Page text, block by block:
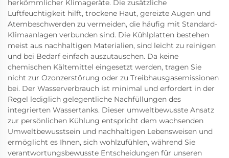
herkömmlicher Klimageräte. Die zusätzliche
Luftfeuchtigkeit hilft, trockene Haut, gereizte Augen und
Atembeschwerden zu vermeiden, die häufig mit Standard-
Klimaanlagen verbunden sind. Die Kühlplatten bestehen
meist aus nachhaltigen Materialien, sind leicht zu reinigen
und bei Bedarf einfach auszutauschen. Da keine
chemischen Kältemittel eingesetzt werden, tragen Sie
nicht zur Ozonzerstörung oder zu Treibhausgasemissionen
bei. Der Wasserverbrauch ist minimal und erfordert in der
Regel lediglich gelegentliche Nachfüllungen des
integrierten Wassertanks. Dieser umweltbewusste Ansatz
zur persönlichen Kühlung entspricht dem wachsenden
Umweltbewusstsein und nachhaltigen Lebensweisen und
ermöglicht es Ihnen, sich wohlzufühlen, während Sie
verantwortungsbewusste Entscheidungen für unseren